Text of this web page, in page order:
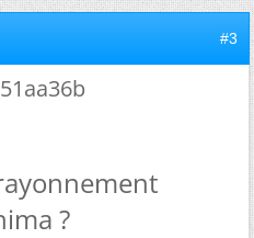
#3
?